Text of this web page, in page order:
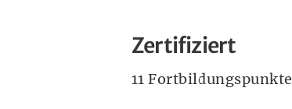
Zertifiziert
11 Fortbildungspunkte